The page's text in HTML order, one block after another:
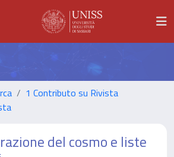
1 Contributo su Rivista
del cosmo e liste